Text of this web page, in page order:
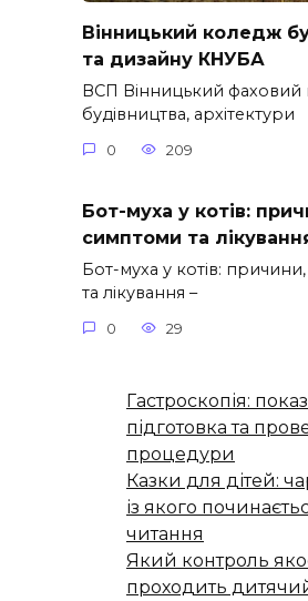
Вінницький коледж
та дизайну КНУБА
ВСП Вінницький
будівництва, архітектури
0 209
Бот-муха у котів:
симптоми та
Бот-муха у котів:
та лікування –
0 29
Гастроскопія:
підготовка та
процедури
Казки для дітей:
із якого
читання
Який контроль
проходить